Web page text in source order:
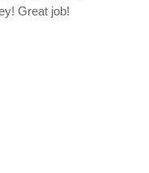
Great job!